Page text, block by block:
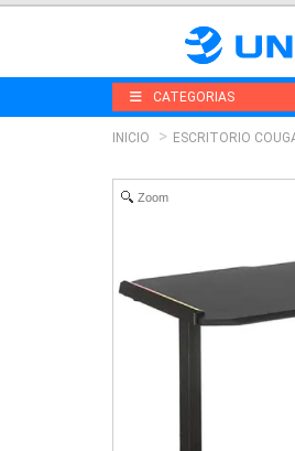
CATEGORIAS
INICIO ESCRITORIO
Zoom